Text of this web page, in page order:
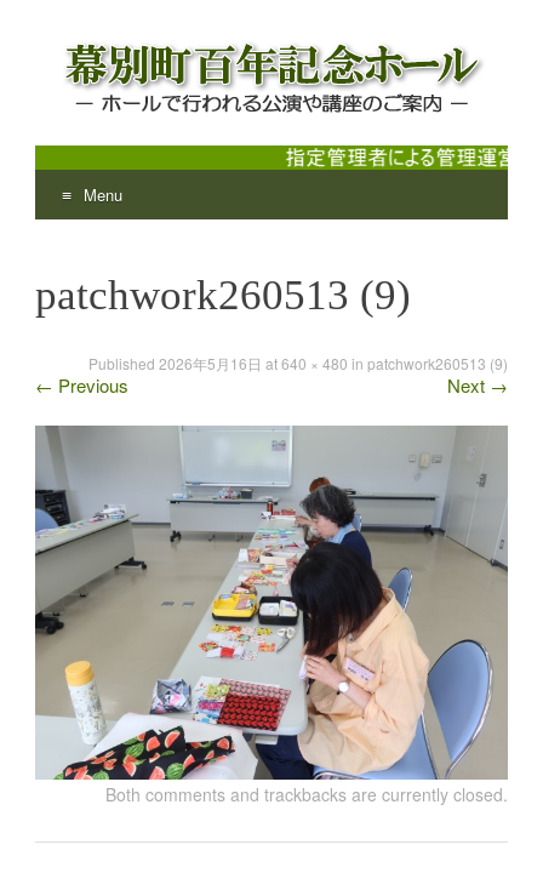
幕別町百年記念ホール
ホールで行われる公演や講座のご案内
Menu
content
patchwork260513 (9)
Published 2026年5月16日 at640 × 480 in patchwork260513 (9)
← Previous Next →
Both comments and trackbacks are currently closed.